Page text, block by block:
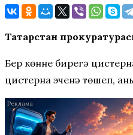
Татарстан
Бер көнне бирегә
цистерна эченә төшеп,